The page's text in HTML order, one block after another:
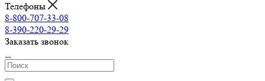
Телефоны
8-800-707-33-08
8-390-220-29-29
Заказать звонок